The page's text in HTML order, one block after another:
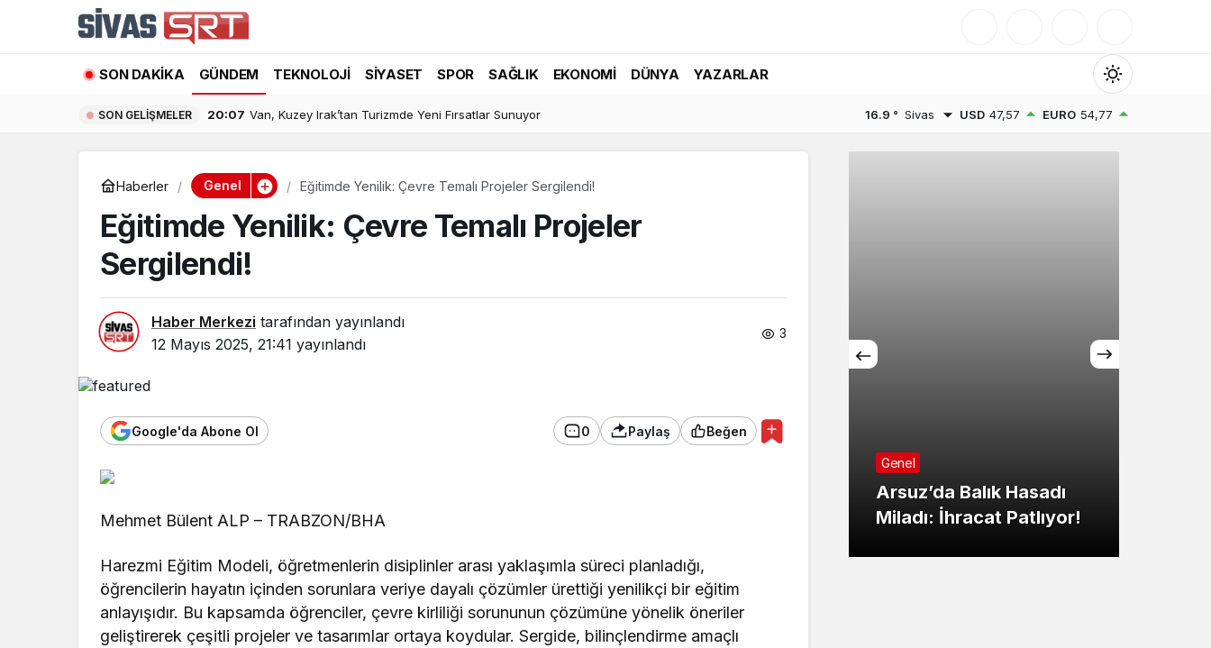
SON DAKIKA GÜNDEM TEKNOLOJI SIYASET SPOR SAĞLIK EKONOMI DÜNYA YAZARLAR
Mod
değiştir
SON GELIŞMELER 20:07 Van, Kuzey Irak’tan Turizmde Yeni Fırsatlar Sunuyor 16.9 ° Sivas USD 47,57 EURO 54,77
Haberler Genel Eğitimde Yenilik: Çevre Temalı Projeler Sergilendi!
Eğitimde Yenilik: Çevre Temalı Projeler
Sergilendi!
Haber Merkezi tarafından yayınlandı
12 Mayıs 2025, 21:41 yayınlandı
3
Google'da Abone Ol 0 Paylaş Beğen
Mehmet Bülent ALP – TRABZON/BHA
Harezmi Eğitim Modeli, öğretmenlerin disiplinler arası yaklaşımla süreci planladığı,
öğrencilerin hayatın içinden sorunlara veriye dayalı çözümler ürettiği yenilikçi bir eğitim
anlayışıdır. Bu kapsamda öğrenciler, çevre kirliliği sorununun çözümüne yönelik öneriler
geliştirerek çeşitli projeler ve tasarımlar ortaya koydular. Sergide, bilinçlendirme amaçlı
Genel
Genel
Arsuz’da Balık Hasadı
Miladı: İhracat Patlıyor!